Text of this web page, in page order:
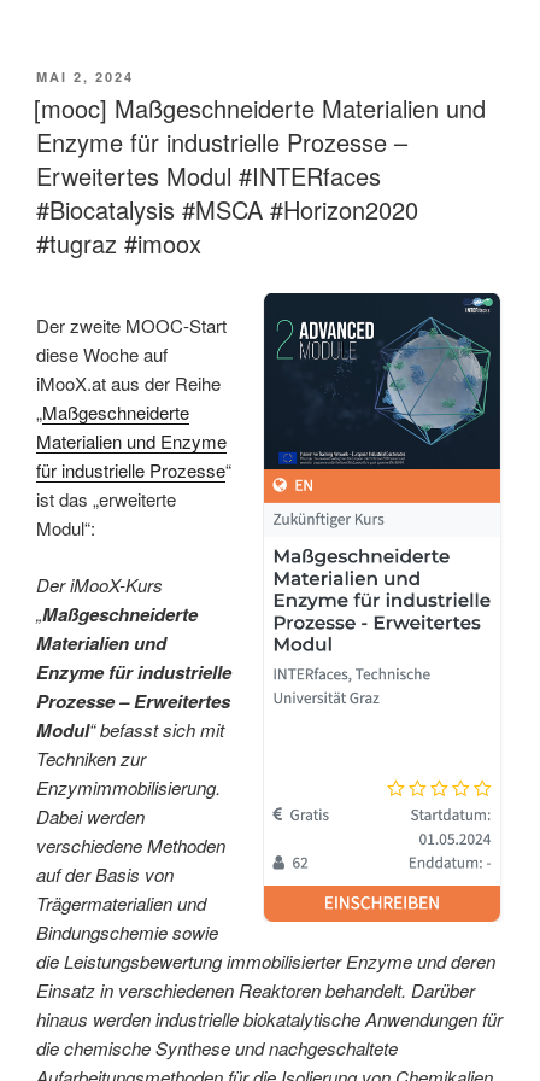
VERÖFFENTLICHT
AM
MAI 2, 2024
[mooc] Maßgeschneiderte Materialien und
Enzyme für industrielle Prozesse –
Erweitertes Modul #INTERfaces
#Biocatalysis #MSCA #Horizon2020
#tugraz #imoox
Der zweite MOOC-Start
diese Woche auf
iMooX.at aus der Reihe
„Maßgeschneiderte
Materialien und Enzyme
für industrielle Prozesse“
ist das „erweiterte
Modul“:
Der iMooX-Kurs
„Maßgeschneiderte
Materialien und
Enzyme für industrielle
Prozesse – Erweitertes
Modul“ befasst sich mit
Techniken zur
Enzymimmobilisierung.
Dabei werden
verschiedene Methoden
auf der Basis von
Trägermaterialien und
Bindungschemie sowie
die Leistungsbewertung immobilisierter Enzyme und deren
Einsatz in verschiedenen Reaktoren behandelt. Darüber
hinaus werden industrielle biokatalytische Anwendungen für
die chemische Synthese und nachgeschaltete